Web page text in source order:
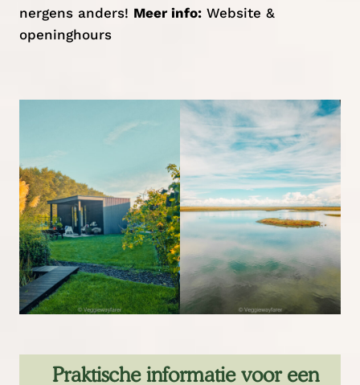
nergens anders! Meer info: Website &
openinghours
Praktische informatie voor een